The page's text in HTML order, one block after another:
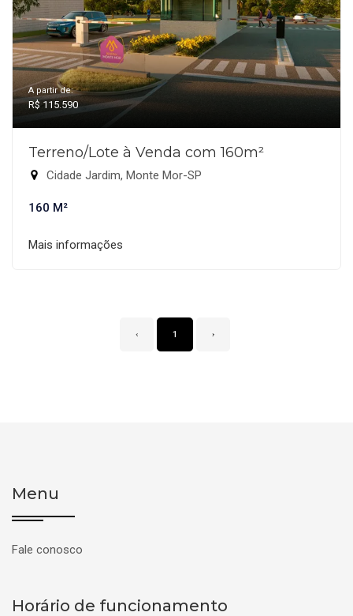
A partir de:
R$ 115.590
Terreno/Lote à Venda com 160m²
Cidade Jardim, Monte Mor-SP
160 M²
Mais informações
‹ 1 ›
Menu
Fale conosco
Horário de funcionamento